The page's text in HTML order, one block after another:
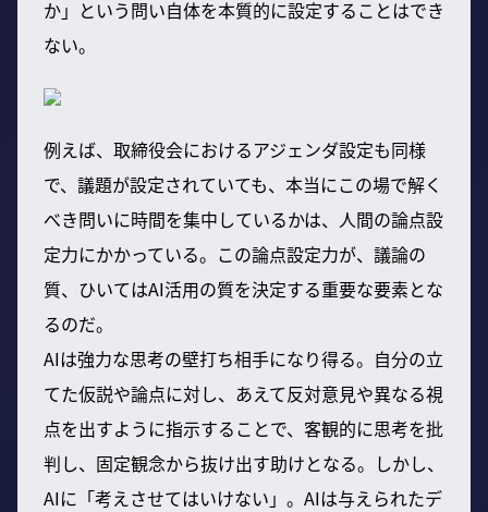
か」という問い自体を本質的に設定することはでき
ない。
例えば、取締役会におけるアジェンダ設定も同様
で、議題が設定されていても、本当にこの場で解く
べき問いに時間を集中しているかは、人間の論点設
定力にかかっている。この論点設定力が、議論の
質、ひいてはAI活用の質を決定する重要な要素とな
るのだ。
AIは強力な思考の壁打ち相手になり得る。自分の立
てた仮説や論点に対し、あえて反対意見や異なる視
点を出すように指示することで、客観的に思考を批
判し、固定観念から抜け出す助けとなる。しかし、
AIに「考えさせてはいけない」。AIは与えられたデ